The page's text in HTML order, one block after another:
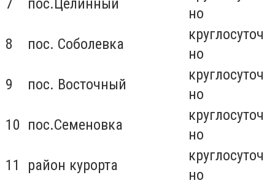
но
8
пос. Соболевка
круглосуточ
но
9
пос. Восточный
круглосуточ
но
10 пос.Семеновка
круглосуточ
но
11
район курорта
круглосуточ
но